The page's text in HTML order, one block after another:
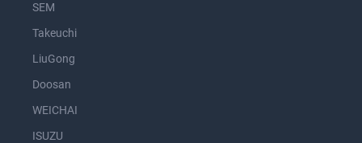
SEM
Takeuchi
LiuGong
Doosan
WEICHAI
ISUZU